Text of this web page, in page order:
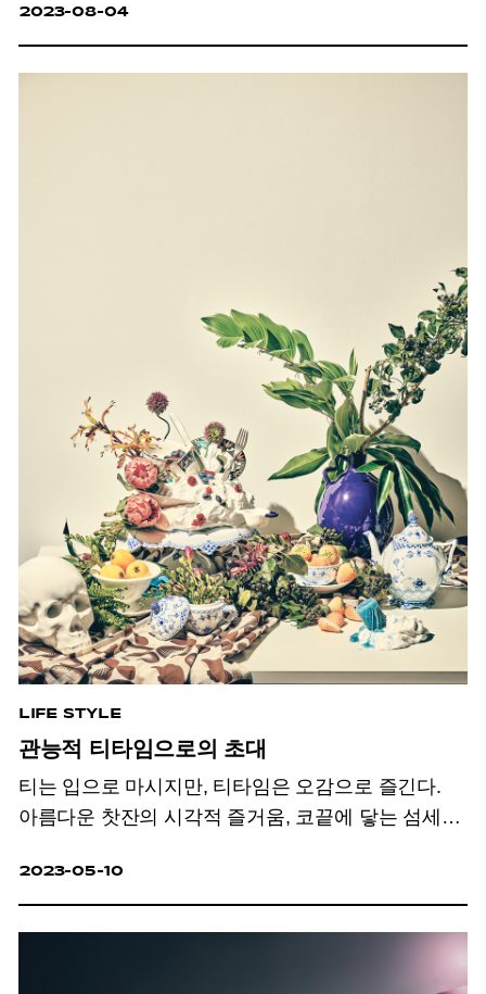
2023-08-04
LIFE STYLE
관능적 티타임으로의 초대
티는 입으로 마시지만, 티타임은 오감으로 즐긴다.
아름다운 찻잔의 시각적 즐거움, 코끝에 닿는 섬세한
소리까지. 감각을 일깨우는 관능적 티타임으로의
초대.
2023-05-10